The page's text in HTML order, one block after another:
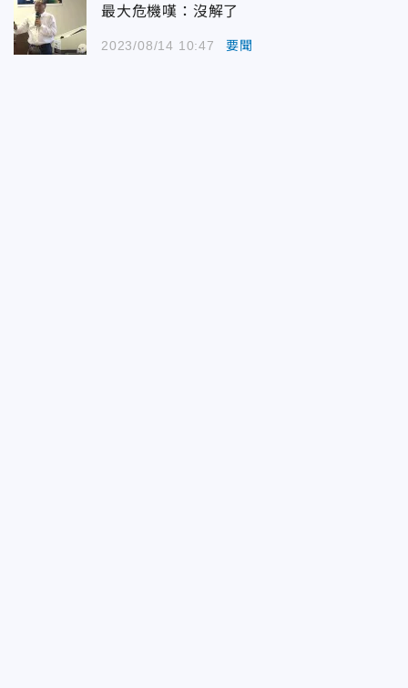
最大危機嘆：沒解了
2023/08/14 10:47 要聞